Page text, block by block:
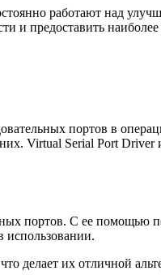
работают над
и предоставить
портов в
Virtual Serial Port
портов. С ее помощью
использовании.
делает их отличной